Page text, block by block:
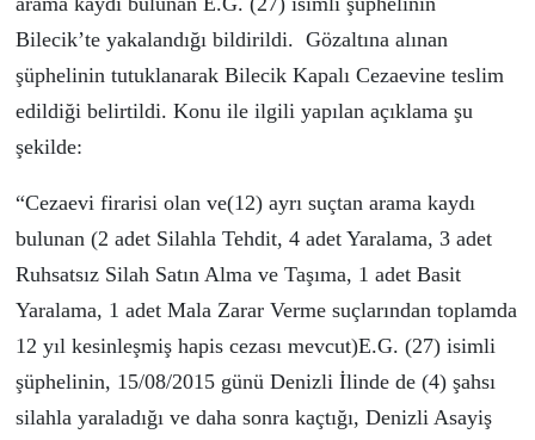
Bilecik’te yakalandığı bildirildi. Gözaltına alınan
şüphelinin tutuklanarak Bilecik Kapalı Cezaevine teslim
edildiği belirtildi. Konu ile ilgili yapılan açıklama şu
şekilde:
“Cezaevi firarisi olan ve(12) ayrı suçtan arama kaydı
bulunan (2 adet Silahla Tehdit, 4 adet Yaralama, 3 adet
Ruhsatsız Silah Satın Alma ve Taşıma, 1 adet Basit
Yaralama, 1 adet Mala Zarar Verme suçlarından toplamda
12 yıl kesinleşmiş hapis cezası mevcut)E.G. (27) isimli
şüphelinin, 15/08/2015 günü Denizli İlinde de (4) şahsı
silahla yaraladığı ve daha sonra kaçtığı, Denizli Asayiş